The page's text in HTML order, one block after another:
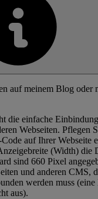
auf meinem Blog oder
die einfache
Webseiten. Pflegen
auf Ihrer Webseite
(Width) die
sind 660 Pixel
und anderen CMS,
werden muss
aus).